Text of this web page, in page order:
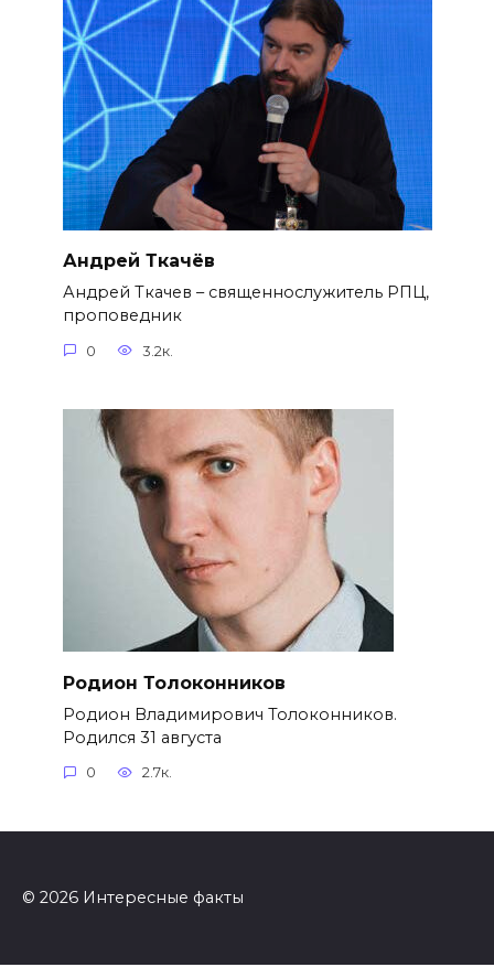
Андрей Ткачёв
Андрей Ткачев – священнослужитель РПЦ,
проповедник
0 3.2к.
Родион Толоконников
Родион Владимирович Толоконников.
Родился 31 августа
0 2.7к.
© 2026 Интересные факты